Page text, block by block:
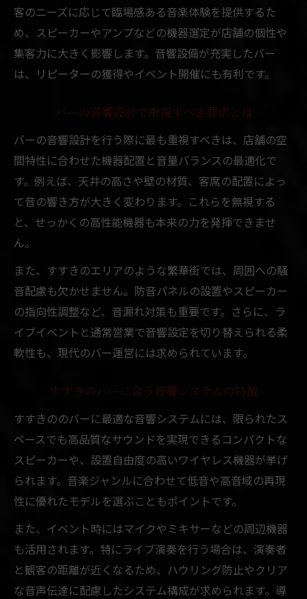
客のニーズに応じて臨場感ある音楽体験を提供するた
め、スピーカーやアンプなどの機器選定が店舗の個性や
集客力に大きく影響します。音響設備が充実したバー
は、リピーターの獲得やイベント開催にも有利です。
バーの音響設計で重視すべき要素とは
バーの音響設計を行う際に最も重視すべきは、店舗の空
間特性に合わせた機器配置と音量バランスの最適化で
す。例えば、天井の高さや壁の材質、客席の配置によっ
て音の響き方が大きく変わります。これらを無視する
と、せっかくの高性能機器も本来の力を発揮できませ
ん。
また、すすきのエリアのような繁華街では、周囲への騒
音配慮も欠かせません。防音パネルの設置やスピーカー
の指向性調整など、音漏れ対策も重要です。さらに、ラ
イブイベントと通常営業で音響設定を切り替えられる柔
軟性も、現代のバー運営には求められています。
すすきのバーに合う音響システムの特徴
すすきののバーに最適な音響システムには、限られたス
ペースでも高品質なサウンドを実現できるコンパクトな
スピーカーや、設置自由度の高いワイヤレス機器が挙げ
られます。音楽ジャンルに合わせて低音や高音域の再現
性に優れたモデルを選ぶこともポイントです。
また、イベント時にはマイクやミキサーなどの周辺機器
も活用されます。特にライブ演奏を行う場合は、演奏者
と観客の距離が近くなるため、ハウリング防止やクリア
な音声伝達に配慮したシステム構成が求められます。導